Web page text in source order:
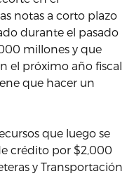
notas a corto plazo
durante el pasado
millones y que
el próximo año fiscal
que hacer un
que luego se
crédito por $2,000
y Transportación